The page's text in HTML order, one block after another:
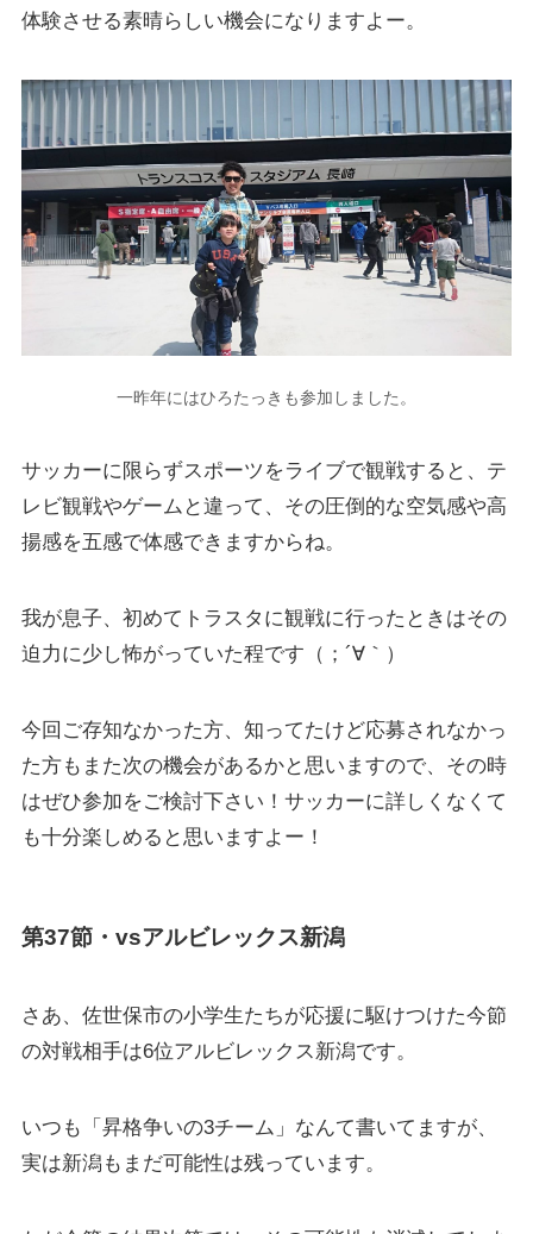
体験させる素晴らしい機会になりますよー。
一昨年にはひろたっきも参加しました。
サッカーに限らずスポーツをライブで観戦すると、テ
レビ観戦やゲームと違って、その圧倒的な空気感や高
揚感を五感で体感できますからね。
我が息子、初めてトラスタに観戦に行ったときはその
迫力に少し怖がっていた程です（；´∀｀）
今回ご存知なかった方、知ってたけど応募されなかっ
た方もまた次の機会があるかと思いますので、その時
はぜひ参加をご検討下さい！サッカーに詳しくなくて
も十分楽しめると思いますよー！
第37節・vsアルビレックス新潟
さあ、佐世保市の小学生たちが応援に駆けつけた今節
の対戦相手は6位アルビレックス新潟です。
いつも「昇格争いの3チーム」なんて書いてますが、
実は新潟もまだ可能性は残っています。